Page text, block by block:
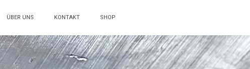
ÜBER UNS KONTAKT SHOP